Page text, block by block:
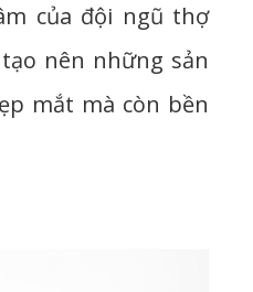
của đội ngũ thợ
nên những sản
mắt mà còn bền